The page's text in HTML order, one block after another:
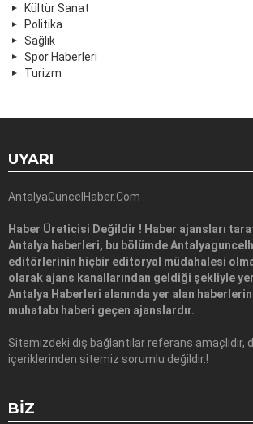
Kültür Sanat
Politika
Sağlık
Spor Haberleri
Turizm
UYARI
AntalyaGuncelHaber.Com
Haber Üreticisi Değildir ! Haber ajansları
Antalya haberleri, bu bölümde
editörlerinin hiçbir editoryal müdahalesi
olarak ajans kanallarından geldiği şekliyle
Antalya Haberleri alanında yer alan
muhatabı haberi geçen ajanslardır.
Sitemizdeki dış bağlantılar referans amaçlıdır,
içeriklerinden sitemiz sorumlu değildir.!
BIZ